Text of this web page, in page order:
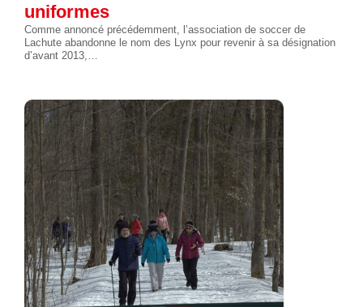
uniformes
Comme annoncé précédemment, l’association de soccer de
Lachute abandonne le nom des Lynx pour revenir à sa désignation
d’avant 2013,…